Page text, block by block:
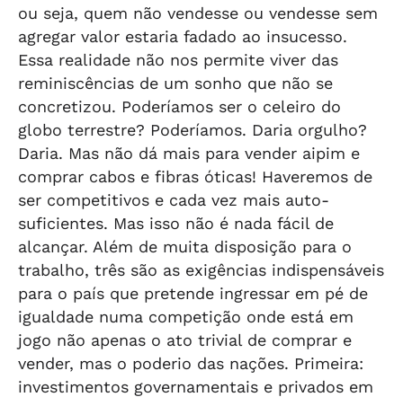
ou seja, quem não vendesse ou vendesse sem
agregar valor estaria fadado ao insucesso.
Essa realidade não nos permite viver das
reminiscências de um sonho que não se
concretizou. Poderíamos ser o celeiro do
globo terrestre? Poderíamos. Daria orgulho?
Daria. Mas não dá mais para vender aipim e
comprar cabos e fibras óticas! Haveremos de
ser competitivos e cada vez mais auto-
suficientes. Mas isso não é nada fácil de
alcançar. Além de muita disposição para o
trabalho, três são as exigências indispensáveis
para o país que pretende ingressar em pé de
igualdade numa competição onde está em
jogo não apenas o ato trivial de comprar e
vender, mas o poderio das nações. Primeira:
investimentos governamentais e privados em